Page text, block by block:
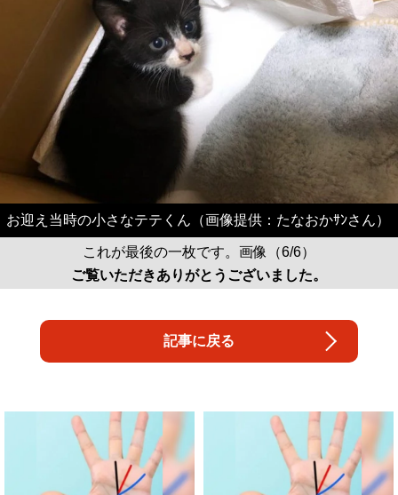
お迎え当時の小さなテテくん（画像提供：たなおかｻﾝさん）
これが最後の一枚です。画像（6/6）
ご覧いただきありがとうございました。
記事に戻る